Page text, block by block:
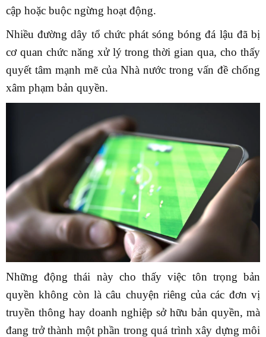
cập hoặc buộc ngừng hoạt động.
Nhiều đường dây tổ chức phát sóng bóng đá lậu đã bị
cơ quan chức năng xử lý trong thời gian qua, cho thấy
quyết tâm mạnh mẽ của Nhà nước trong vấn đề chống
xâm phạm bản quyền.
Những động thái này cho thấy việc tôn trọng bản
quyền không còn là câu chuyện riêng của các đơn vị
truyền thông hay doanh nghiệp sở hữu bản quyền, mà
đang trở thành một phần trong quá trình xây dựng môi